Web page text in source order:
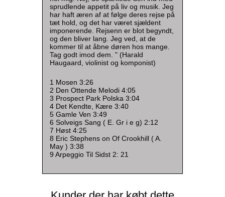
sprudlende appetit på liv og musik. Jeg
har haft æren af at følge deres rejse på
tæt hold, og det har været sjældent
imponerende. Rejsenn er blot begyndt,
og den bliver lang. Jeg ved, at de
kommer til at åbne døren hos mange.
Tag godt imod dem. " (Harald
Haugaard, violinist og komponist)
1 Mosen 3:26
2 Den Ottende Melodi 4:05
3 Prospect Park Polska 3:04
4 Det Kendte, Kære 3:40
5 Gamle Ven 3:49
6 Solveigs Sang ( E. Gr i e g) 2:12
7 Høst 4:25
8 Eric Stephens on Of Crookhill ( A.
May ) 3:38
9 Arpeggio Til Sidst 2: 21